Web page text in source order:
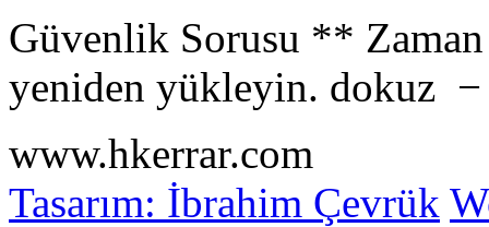
Güvenlik Sorusu **
yeniden yükleyin. dokuz
www.hkerrar.com
Tasarım: İbrahim Çevrük